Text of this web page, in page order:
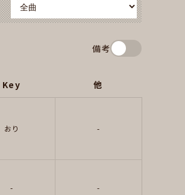
備考
Key 他
おり -
- -